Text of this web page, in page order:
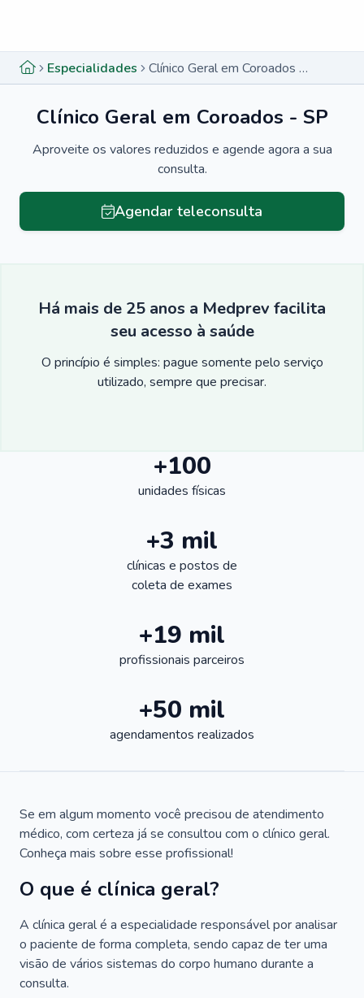
Especialidades Clínico Geral em Coroados - SP
Clínico Geral em Coroados - SP
Aproveite os valores reduzidos e agende agora a sua
consulta.
Agendar teleconsulta
Há mais de 25 anos a Medprev facilita
seu acesso à saúde
O princípio é simples: pague somente pelo serviço
utilizado, sempre que precisar.
+100
unidades físicas
+3 mil
clínicas e postos de
coleta de exames
+19 mil
profissionais parceiros
+50 mil
agendamentos realizados
Se em algum momento você precisou de atendimento
médico, com certeza já se consultou com o clínico geral.
Conheça mais sobre esse profissional!
O que é clínica geral?
A clínica geral é a especialidade responsável por analisar
o paciente de forma completa, sendo capaz de ter uma
visão de vários sistemas do corpo humano durante a
consulta.